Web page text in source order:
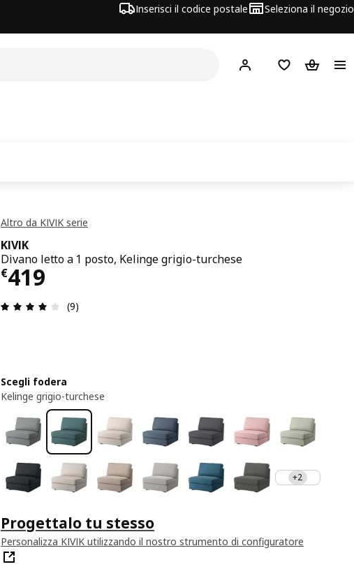
Inserisci il codice postale Seleziona il negozio
Hej! AccediLista deiCarrello
Altro da KIVIK serie
KIVIK
Divano letto a 1 posto, Kelinge grigio-turchese
€419
Prezzo € 419
Recensione: 3.9 di 5 stelle. Recensioni totali: 9
(9)
Scegli fodera
Kelinge grigio-turchese
+2
Progettalo tu stesso
Personalizza KIVIK utilizzando il nostro strumento di configuratore